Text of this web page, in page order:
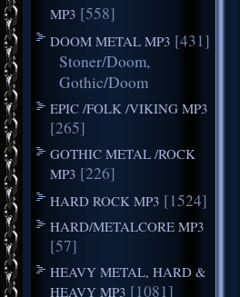
MP3 [558]
DOOM METAL MP3 [431]
Stoner/Doom,
Gothic/Doom
EPIC /FOLK /VIKING MP3
[265]
GOTHIC METAL /ROCK
MP3 [226]
HARD ROCK MP3 [1524]
HARD/METALCORE MP3
[57]
HEAVY METAL, HARD &
HEAVY MP3 [1081]